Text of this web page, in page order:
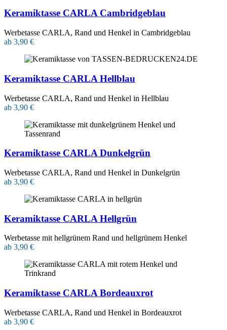
Keramiktasse CARLA Cambridgeblau
Werbetasse CARLA, Rand und Henkel in Cambridgeblau
ab 3,90 €
Keramiktasse CARLA Hellblau
Werbetasse CARLA, Rand und Henkel in Hellblau
ab 3,90 €
Keramiktasse CARLA Dunkelgrün
Werbetasse CARLA, Rand und Henkel in Dunkelgrün
ab 3,90 €
Keramiktasse CARLA Hellgrün
Werbetasse mit hellgrünem Rand und hellgrünem Henkel
ab 3,90 €
Keramiktasse CARLA Bordeauxrot
Werbetasse CARLA, Rand und Henkel in Bordeauxrot
ab 3,90 €